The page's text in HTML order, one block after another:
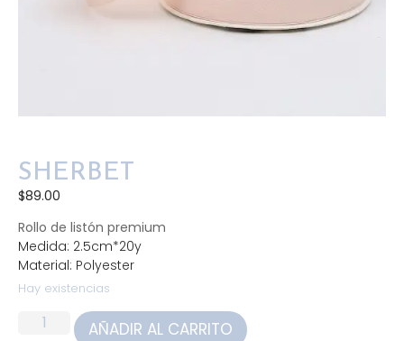
SHERBET
$89.00
Rollo de listón premium
Medida: 2.5cm*20y
Material: Polyester
Hay existencias
AÑADIR AL CARRITO